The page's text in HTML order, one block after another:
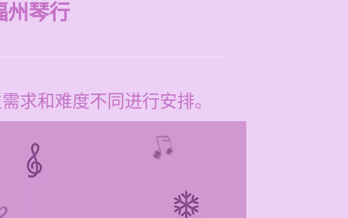
州琴行
求和难度不同进行安排。